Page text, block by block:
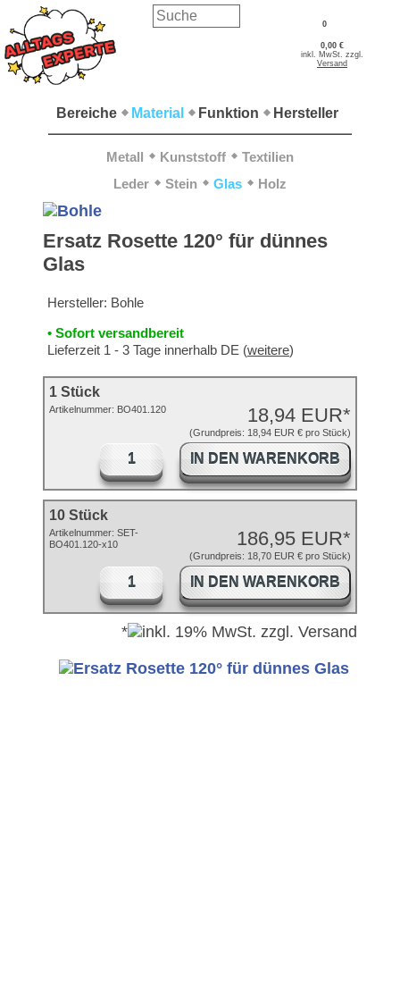
0
0,00 €
inkl. MwSt. zzgl.
Versand
Bereiche Material Funktion Hersteller
Metall Kunststoff
Textilien
Leder
Stein Glas Holz
Ersatz Rosette 120° für dünnes
Glas
Hersteller: Bohle
• Sofort versandbereit
Lieferzeit 1 - 3 Tage innerhalb DE (weitere)
1 Stück
18,94 EUR*
(Grundpreis: 18,94 EUR € pro Stück)
Artikelnummer: BO401.120
IN DEN WARENKORB
10 Stück
186,95 EUR*
(Grundpreis: 18,70 EUR € pro Stück)
Artikelnummer: SET-
BO401.120-x10
IN DEN WARENKORB
*